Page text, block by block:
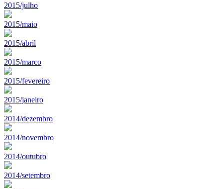
2015/julho
2015/maio
2015/abril
2015/marco
2015/fevereiro
2015/janeiro
2014/dezembro
2014/novembro
2014/outubro
2014/setembro